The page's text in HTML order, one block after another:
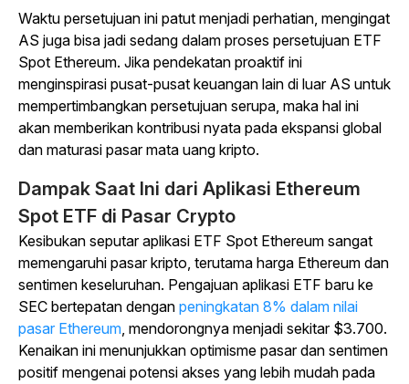
Waktu persetujuan ini patut menjadi perhatian, mengingat
AS juga bisa jadi sedang dalam proses persetujuan ETF
Spot Ethereum. Jika pendekatan proaktif ini
menginspirasi pusat-pusat keuangan lain di luar AS untuk
mempertimbangkan persetujuan serupa, maka hal ini
akan memberikan kontribusi nyata pada ekspansi global
dan maturasi pasar mata uang kripto.
Dampak Saat Ini dari Aplikasi Ethereum
Spot ETF di Pasar Crypto
Kesibukan seputar aplikasi ETF Spot Ethereum sangat
memengaruhi pasar kripto, terutama harga Ethereum dan
sentimen keseluruhan. Pengajuan aplikasi ETF baru ke
SEC bertepatan dengan peningkatan 8% dalam nilai
pasar Ethereum, mendorongnya menjadi sekitar $3.700.
Kenaikan ini menunjukkan optimisme pasar dan sentimen
positif mengenai potensi akses yang lebih mudah pada